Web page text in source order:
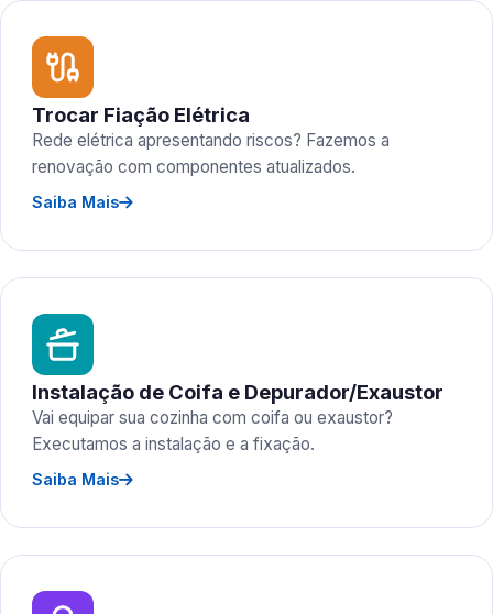
Trocar Fiação Elétrica
Rede elétrica apresentando riscos? Fazemos a
renovação com componentes atualizados.
Saiba Mais
Instalação de Coifa e Depurador/Exaustor
Vai equipar sua cozinha com coifa ou exaustor?
Executamos a instalação e a fixação.
Saiba Mais